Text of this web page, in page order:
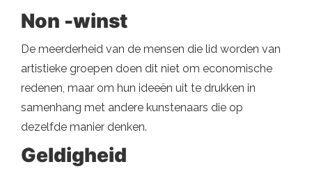
Non -winst
De meerderheid van de mensen die lid worden van
artistieke groepen doen dit niet om economische
redenen, maar om hun ideeën uit te drukken in
samenhang met andere kunstenaars die op
dezelfde manier denken.
Geldigheid